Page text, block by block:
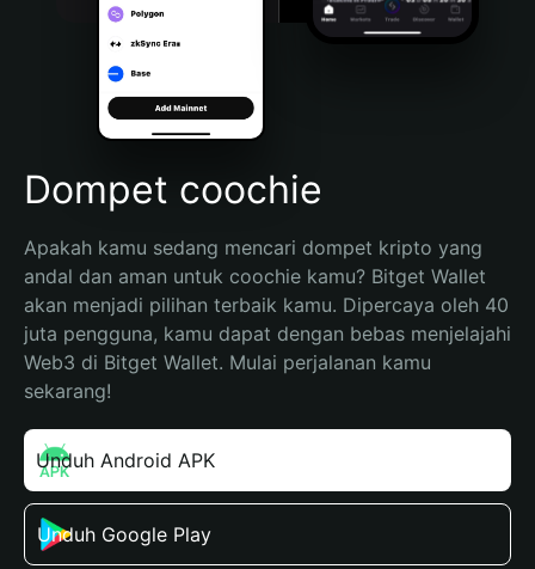
Português (Brasil)
Español (Argentina)
Dompet coochie
Apakah kamu sedang mencari dompet kripto yang
andal dan aman untuk coochie kamu? Bitget Wallet
akan menjadi pilihan terbaik kamu. Dipercaya oleh 40
juta pengguna, kamu dapat dengan bebas menjelajahi
Web3 di Bitget Wallet. Mulai perjalanan kamu
sekarang!
Unduh Android APK
Unduh Google Play